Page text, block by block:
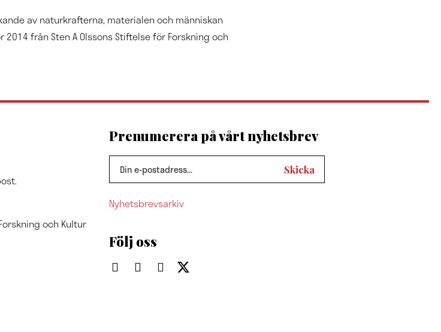
av naturkrafterna, materialen och människan
från Sten A Olssons Stiftelse för Forskning och
och Kultur
Prenumerera på vårt nyhetsbrev
Nyhetsbrevsarkiv
Följ oss